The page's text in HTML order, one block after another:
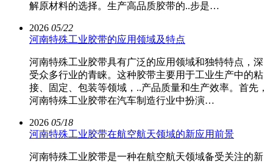
解原材料的选择。生产高品质胶带的..步是…
2026 05/22
河南特殊工业胶带的应用领域及特点
河南特殊工业胶带具有广泛的应用领域和独特特点，深
受众多行业的青睐。这种胶带主要用于工业生产中的粘
接、固定、包装等领域，..产品质量和生产效率。首先，
河南特殊工业胶带在汽车制造行业中扮演…
2026 05/18
河南特殊工业胶带在航空航天领域的新应用前景
河南特殊工业胶带是一种在航空航天领域备受关注的新